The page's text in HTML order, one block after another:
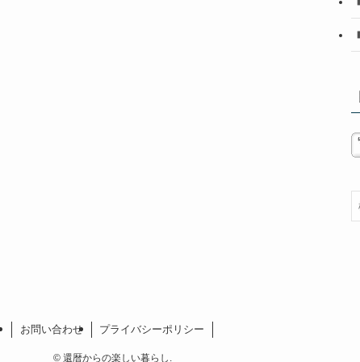
お問い合わせ プライバシーポリシー
©還暦からの楽しい暮らし.